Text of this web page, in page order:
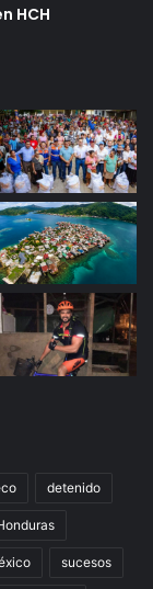
HCH
detenido
sucesos